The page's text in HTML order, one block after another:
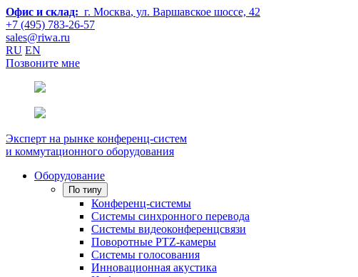
Офис и склад: г. Москва, ул. Варшавское шоссе, 42
+7 (495) 783-26-57
sales@riwa.ru
RU EN
Позвоните мне
Эксперт на рынке конференц-систем
и коммутационного оборудования
Оборудование
По типу
Конференц-системы
Системы синхронного перевода
Системы видеоконференцсвязи
Поворотные PTZ-камеры
Системы голосования
Инновационная акустика